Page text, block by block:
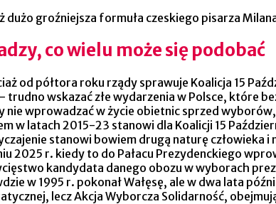
groźniejsza formuła czeskiego pisarza
co wielu może się podobać
od półtora roku rządy sprawuje Koalicja 15
wskazać złe wydarzenia w Polsce, które
wprowadzać w życie obietnic sprzed
w latach 2015-23 stanowi dla Koalicji 15
stanowi bowiem drugą naturę
2025 r. kiedy to do Pałacu Prezydenckiego
kandydata danego obozu w wyborach
w 1995 r. pokonał Wałęsę, ale w dwa lata
lecz Akcja Wyborcza Solidarność,